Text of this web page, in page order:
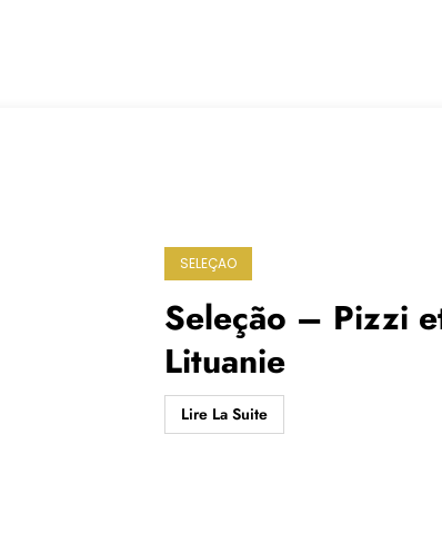
SELEÇAO
Seleção – Pizzi
Lituanie
Lire La Suite